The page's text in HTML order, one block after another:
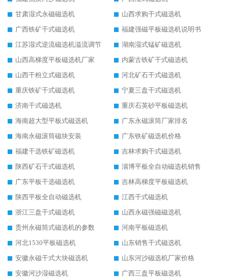
甘肃湿式永磁磁选机
山西求购干式磁选机
广西铁矿干式磁选机
福建强磁平板磁选机说明书
江苏湿式逆流磁选机溢流调节
湖南湿式锰矿磁选机
山西高梯度平板磁选机厂家
内蒙古铁矿干式磁选机
山西干粉立式磁选机
河北矿石干式磁选机
重庆铁矿干式磁选机
宁夏三盘干式磁选机
济南干式磁选机
重庆石英砂平板磁选机
海南超大型平板式磁选机
广东永磁滚筒厂家排名
海南永磁滚筒磁块安装
广东铁矿磁选机价格
福建干选铁矿磁选机
吉林求购干式磁选机
陕西矿石干式磁选机
淄博平板全自动磁选机销售
广东平板干选磁选机
吉林高梯度平板磁选机
陕西平板全自动磁选机
江西干式磁选机
浙江三盘干式磁选机
山西永磁强磁磁选机
贵州永磁筒式磁选机的参数
河南平板磁选机
河北1530平板磁选机
山东销售干式磁选机
安徽永磁干式大块磁选机
山东河沙磁选机厂家价格
安徽河沙湿磁选机
广西三盘平板磁选机